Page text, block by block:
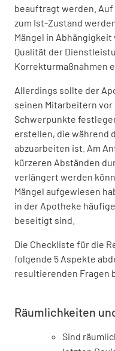
beauftragt werden.
zum Ist-Zustand
Mängel in
Qualität der
Korrekturmaßnahmen
Allerdings sollte der
seinen Mitarbeitern
Schwerpunkte
erstellen, die während
abzuarbeiten ist. Am
kürzeren Abständen
verlängert werden
Mängel aufgewiesen
in der Apotheke
beseitigt sind.
Die Checkliste für die
folgende 5 Aspekte
resultierenden Fragen
Räumlichkeiten
Sind